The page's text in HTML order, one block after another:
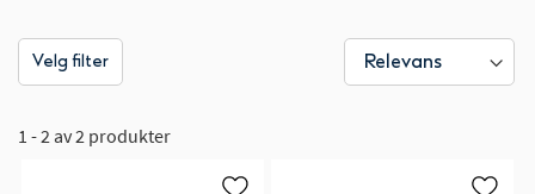
Velg filter
1 - 2 av 2 produkter